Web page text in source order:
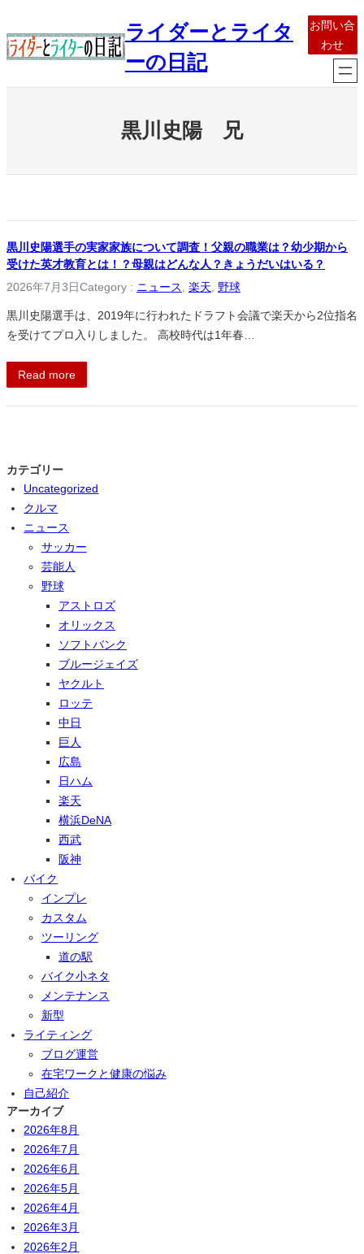
容
を
ライダーとライタ
ーの日記
お問い合
わせ
黒川史陽 兄
黒川史陽選手の実家家族について調査！父親の職業は？幼少期から
受けた英才教育とは！？母親はどんな人？きょうだいはいる？
2026年7月3日Category : ニュース 楽天 野球
黒川史陽選手は、2019年に行われたドラフト会議で楽天から2位指名
を受けてプロ入りしました。 高校時代は1年春…
Read more
カテゴリー
Uncategorized
クルマ
ニュース
サッカー
芸能人
野球
アストロズ
オリックス
ソフトバンク
ブルージェイズ
ヤクルト
ロッテ
中日
巨人
広島
日ハム
楽天
横浜DeNA
西武
阪神
バイク
インプレ
カスタム
ツーリング
道の駅
バイク小ネタ
メンテナンス
新型
ライティング
ブログ運営
在宅ワークと健康の悩み
自己紹介
アーカイブ
2026年8月
2026年7月
2026年6月
2026年5月
2026年4月
2026年3月
2026年2月